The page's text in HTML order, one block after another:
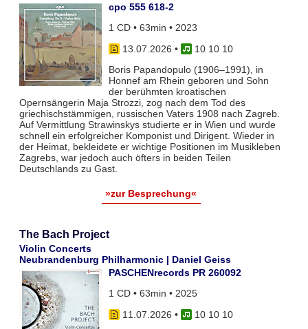
cpo 555 618-2
1 CD • 63min • 2023
13.07.2026 •
10 10 10
Boris Papandopulo (1906–1991), in
Honnef am Rhein geboren und Sohn
der berühmten kroatischen
Opernsängerin Maja Strozzi, zog nach dem Tod des
griechischstämmigen, russischen Vaters 1908 nach Zagreb.
Auf Vermittlung Strawinskys studierte er in Wien und wurde
schnell ein erfolgreicher Komponist und Dirigent. Wieder in
der Heimat, bekleidete er wichtige Positionen im Musikleben
Zagrebs, war jedoch auch öfters in beiden Teilen
Deutschlands zu Gast.
»zur Besprechung«
The Bach Project
Violin Concerts
Neubrandenburg Philharmonic | Daniel Geiss
PASCHENrecords PR 260092
1 CD • 63min • 2025
11.07.2026 •
10 10 10